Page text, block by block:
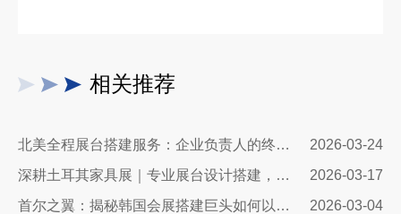
相关推荐
北美全程展台搭建服务：企业负责人的终极指南
2026-03-24
深耕土耳其家具展｜专业展台设计搭建，让中国家具品牌抢占中东欧市场C位
2026-03-17
首尔之翼：揭秘韩国会展搭建巨头如何以极致细节与创新科技赋能全球品牌
2026-03-04